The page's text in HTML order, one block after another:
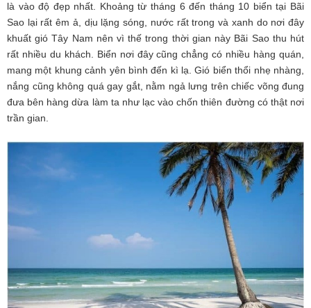
là vào độ đẹp nhất. Khoảng từ tháng 6 đến tháng 10 biển tại Bãi
Sao lại rất êm ả, dịu lặng sóng, nước rất trong và xanh do nơi đây
khuất gió Tây Nam nên vì thế trong thời gian này Bãi Sao thu hút
rất nhiều du khách. Biển nơi đây cũng chẳng có nhiều hàng quán,
mang một khung cảnh yên bình đến kì lạ. Gió biển thổi nhẹ nhàng,
nắng cũng không quá gay gắt, nằm ngả lưng trên chiếc võng đung
đưa bên hàng dừa làm ta như lạc vào chốn thiên đường có thật nơi
trần gian.